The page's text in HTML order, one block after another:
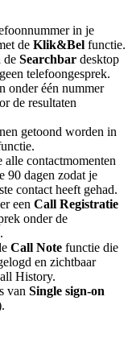
in je
de Klik&Bel functie.
de Searchbar desktop
telefoongesprek.
onder één nummer
de resultaten
getoond worden in
alle contactmomenten
90 dagen zodat je
contact heeft gehad.
een Call Registratie
onder de
Call Note functie die
en zichtbaar
History.
van Single sign-on